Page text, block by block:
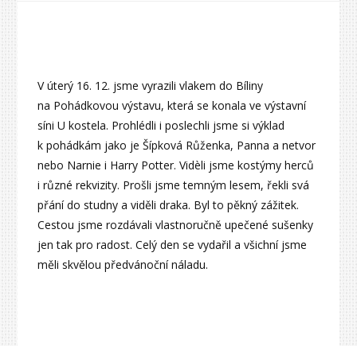
V úterý 16. 12. jsme vyrazili vlakem do Bíliny
na Pohádkovou výstavu, která se konala ve výstavní
síni U kostela. Prohlédli i poslechli jsme si výklad
k pohádkám jako je Šípková Růženka, Panna a netvor
nebo Narnie i Harry Potter. Vidèli jsme kostýmy herců
i různé rekvizity. Prošli jsme temným lesem, řekli svá
přání do studny a viděli draka. Byl to pěkný zážitek.
Cestou jsme rozdávali vlastnoručně upečené sušenky
jen tak pro radost. Celý den se vydařil a všichní jsme
měli skvělou předvánoční náladu.